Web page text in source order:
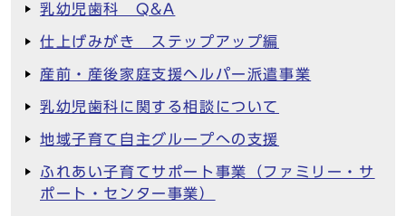
乳幼児歯科 Q&A
仕上げみがき ステップアップ編
産前・産後家庭支援ヘルパー派遣事業
乳幼児歯科に関する相談について
地域子育て自主グループへの支援
ふれあい子育てサポート事業（ファミリー・サ
ポート・センター事業）